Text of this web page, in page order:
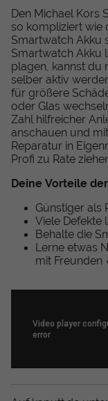
Den Michael Kors
so kompliziert wie
Smartwatch Akku
Smartwatch Akku
plagen, kannst du
selber aktiv
für größere
oder Glas
Zahl hilfreicher
anschauen und
Reparatur in
Profi zu Rate
Deine Vorteile
Günstiger als
Viele Defekte
Behalte die
Lerne etwas
mit Freunden